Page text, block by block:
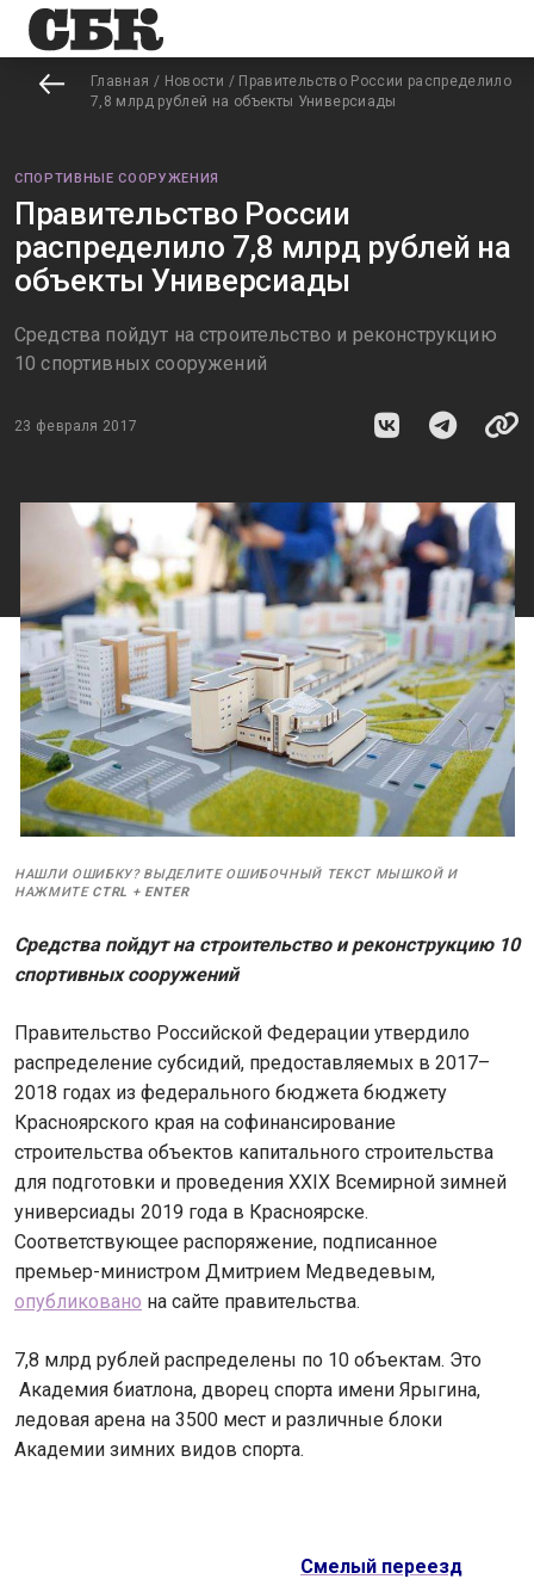
Главная / Новости / Правительство России распределило
7,8 млрд рублей на объекты Универсиады
СПОРТИВНЫЕ СООРУЖЕНИЯ
Правительство России
распределило 7,8 млрд рублей на
объекты Универсиады
Средства пойдут на строительство и реконструкцию
10 спортивных сооружений
23 февраля 2017
НАШЛИ ОШИБКУ? ВЫДЕЛИТЕ ОШИБОЧНЫЙ ТЕКСТ МЫШКОЙ И
НАЖМИТЕ CTRL + ENTER
Средства пойдут на строительство и реконструкцию 10
спортивных сооружений
Правительство Российской Федерации утвердило
распределение субсидий, предоставляемых в 2017–
2018 годах из федерального бюджета бюджету
Красноярского края на софинансирование
строительства объектов капитального строительства
для подготовки и проведения XXIX Всемирной зимней
универсиады 2019 года в Красноярске.
Соответствующее распоряжение, подписанное
премьер-министром Дмитрием Медведевым,
опубликовано на сайте правительства.
7,8 млрд рублей распределены по 10 объектам. Это
Академия биатлона, дворец спорта имени Ярыгина,
ледовая арена на 3500 мест и различные блоки
Академии зимних видов спорта.
Смелый переезд